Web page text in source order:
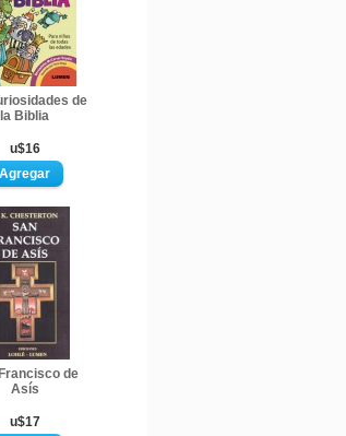
de
la Biblia
u$16
de
Asís
u$17